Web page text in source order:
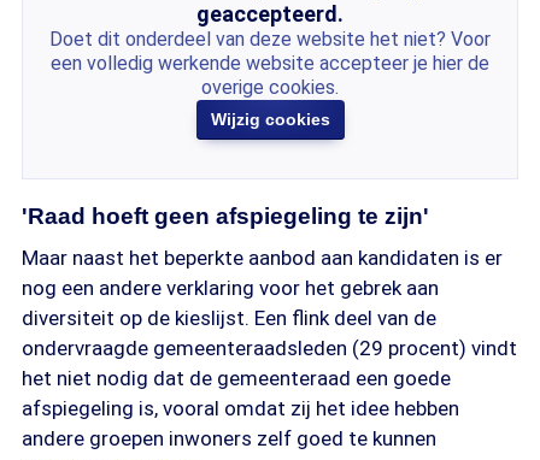
geaccepteerd.
Doet dit onderdeel van deze website het niet? Voor
een volledig werkende website accepteer je hier de
overige cookies.
Wijzig cookies
'Raad hoeft geen afspiegeling te zijn'
Maar naast het beperkte aanbod aan kandidaten is er
nog een andere verklaring voor het gebrek aan
diversiteit op de kieslijst. Een flink deel van de
ondervraagde gemeenteraadsleden (29 procent) vindt
het niet nodig dat de gemeenteraad een goede
afspiegeling is, vooral omdat zij het idee hebben
andere groepen inwoners zelf goed te kunnen